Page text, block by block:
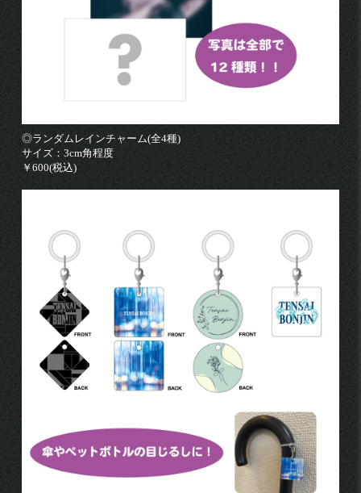
◎ランダムレインチャーム(全4種)
サイズ：3cm角程度
￥600(税込)